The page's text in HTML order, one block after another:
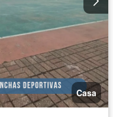
Casa